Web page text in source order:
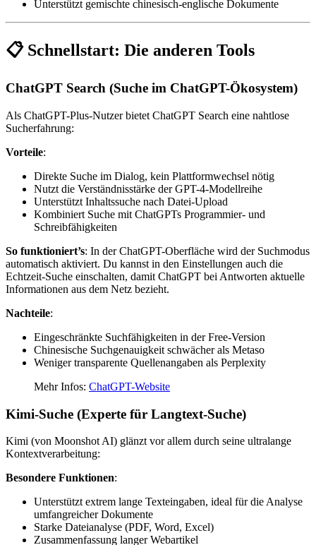
Unterstützt gemischte chinesisch-englische Dokumente
📋 Schnellstart: Die anderen Tools
ChatGPT Search (Suche im ChatGPT-Ökosystem)
Als ChatGPT-Plus-Nutzer bietet ChatGPT Search eine nahtlose
Sucherfahrung:
Vorteile:
Direkte Suche im Dialog, kein Plattformwechsel nötig
Nutzt die Verständnisstärke der GPT-4-Modellreihe
Unterstützt Inhaltssuche nach Datei-Upload
Kombiniert Suche mit ChatGPTs Programmier- und
Schreibfähigkeiten
So funktioniert’s: In der ChatGPT-Oberfläche wird der Suchmodus
automatisch aktiviert. Du kannst in den Einstellungen auch die
Echtzeit-Suche einschalten, damit ChatGPT bei Antworten aktuelle
Informationen aus dem Netz bezieht.
Nachteile:
Eingeschränkte Suchfähigkeiten in der Free-Version
Chinesische Suchgenauigkeit schwächer als Metaso
Weniger transparente Quellenangaben als Perplexity
Mehr Infos: ChatGPT-Website
Kimi-Suche (Experte für Langtext-Suche)
Kimi (von Moonshot AI) glänzt vor allem durch seine ultralange
Kontextverarbeitung:
Besondere Funktionen:
Unterstützt extrem lange Texteingaben, ideal für die Analyse
umfangreicher Dokumente
Starke Dateianalyse (PDF, Word, Excel)
Zusammenfassung langer Webartikel